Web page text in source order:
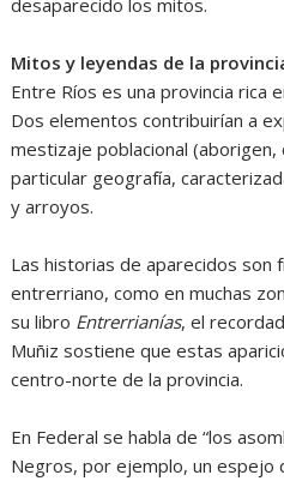
desaparecido los mitos.
Mitos y leyendas de la
Entre Ríos es una provincia rica
Dos elementos contribuirían a
mestizaje poblacional
particular geografía,
y arroyos.
Las historias de aparecidos son
entrerriano, como en muchas
su libro Entrerrianías, el
Muñiz sostiene que estas
centro-norte de la provincia.
En Federal se habla de “los
Negros, por ejemplo, un espejo